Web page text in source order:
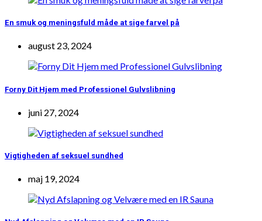
En smuk og meningsfuld måde at sige farvel på
august 23, 2024
Forny Dit Hjem med Professionel Gulvslibning
juni 27, 2024
Vigtigheden af seksuel sundhed
maj 19, 2024